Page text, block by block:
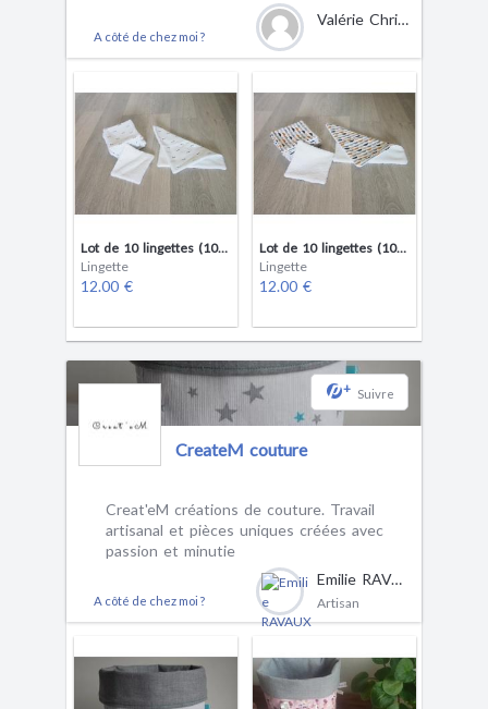
A côté de chez moi ?
Valérie Christophe
Lot de 10 lingettes (10x10cm) + 1 (20x20cm)
Lingette
12.00 €
Lot de 10 lingettes (10x10cm) + 1 (20x20cm)
Lingette
12.00 €
+ Suivre
CreateM couture
Creat'eM créations de couture. Travail
artisanal et pièces uniques créées avec
passion et minutie
A côté de chez moi ?
Emilie RAVAUX
Artisan